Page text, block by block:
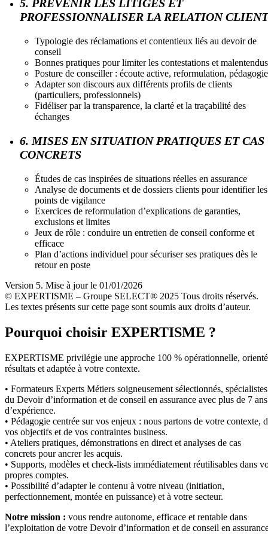
5. PRÉVENIR LES LITIGES ET
PROFESSIONNALISER LA RELATION CLIENT
Typologie des réclamations et contentieux liés au devoir de
conseil
Bonnes pratiques pour limiter les contestations et malentendus
Posture de conseiller : écoute active, reformulation, pédagogie
Adapter son discours aux différents profils de clients
(particuliers, professionnels)
Fidéliser par la transparence, la clarté et la traçabilité des
échanges
6. MISES EN SITUATION PRATIQUES ET CAS
CONCRETS
Études de cas inspirées de situations réelles en assurance
Analyse de documents et de dossiers clients pour identifier les
points de vigilance
Exercices de reformulation d’explications de garanties,
exclusions et limites
Jeux de rôle : conduire un entretien de conseil conforme et
efficace
Plan d’actions individuel pour sécuriser ses pratiques dès le
retour en poste
Version 5. Mise à jour le 01/01/2026
© EXPERTISME – Groupe SELECT® 2025 Tous droits réservés.
Les textes présents sur cette page sont soumis aux droits d’auteur.
Pourquoi choisir EXPERTISME ?
EXPERTISME privilégie une approche 100 % opérationnelle,
résultats et adaptée à votre contexte.
• Formateurs Experts Métiers soigneusement sélectionnés, spécialistes
du Devoir d’information et de conseil en assurance avec plus de 7 ans
d’expérience.
• Pédagogie centrée sur vos enjeux : nous partons de votre contexte,
vos objectifs et de vos contraintes business.
• Ateliers pratiques, démonstrations en direct et analyses de cas
concrets pour ancrer les acquis.
• Supports, modèles et check-lists immédiatement réutilisables dans
propres comptes.
• Possibilité d’adapter le contenu à votre niveau (initiation,
perfectionnement, montée en puissance) et à votre secteur.
Notre mission : vous rendre autonome, efficace et rentable dans
l’exploitation de votre Devoir d’information et de conseil en